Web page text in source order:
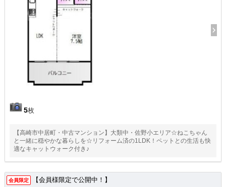
5枚
【高崎市中居町・中古マンション】大類中・佐野小エリア☆ねこちゃん
と一緒に穏やかな暮らしを☆リフォーム済の1LDK！ペットとの生活も快
適なキャットウォーク付き♪
会員限定 【会員様限定で公開中！】